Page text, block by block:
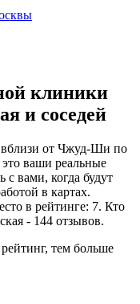
клиники
и соседей
от Чжуд-Ши по
ваши реальные
вами, когда будут
в картах.
в рейтинге: 7. Кто
- 144 отзывов.
тем больше